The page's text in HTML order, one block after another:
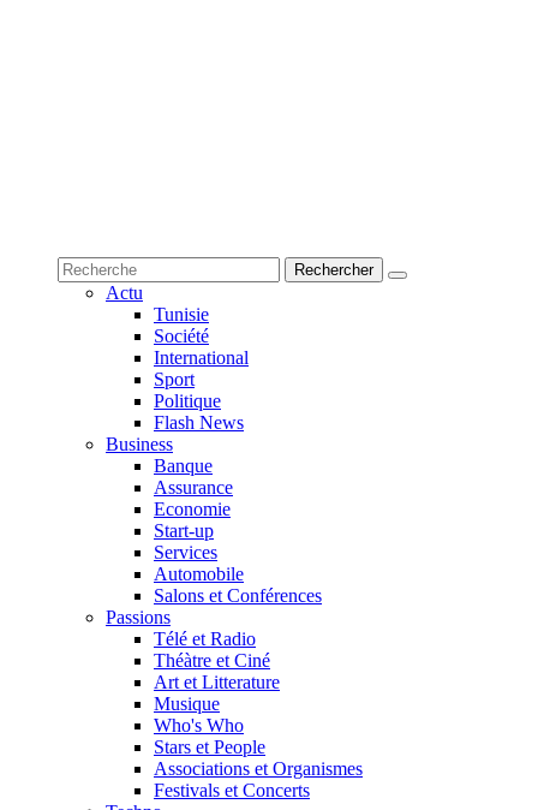
Actu
Tunisie
Société
International
Sport
Politique
Flash News
Business
Banque
Assurance
Economie
Start-up
Services
Automobile
Salons et Conférences
Passions
Télé et Radio
Théàtre et Ciné
Art et Litterature
Musique
Who's Who
Stars et People
Associations et Organismes
Festivals et Concerts